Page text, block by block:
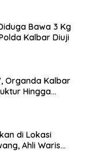
Bawa 3 Kg
Kalbar Diuji
Organda Kalbar
Hingga
di Lokasi
Ahli Waris